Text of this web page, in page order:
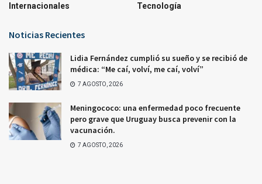
Internacionales
Tecnología
Noticias Recientes
Lidia Fernández cumplió su sueño y se recibió de
médica: “Me caí, volví, me caí, volví”
7 AGOSTO, 2026
Meningococo: una enfermedad poco frecuente
pero grave que Uruguay busca prevenir con la
vacunación.
7 AGOSTO, 2026